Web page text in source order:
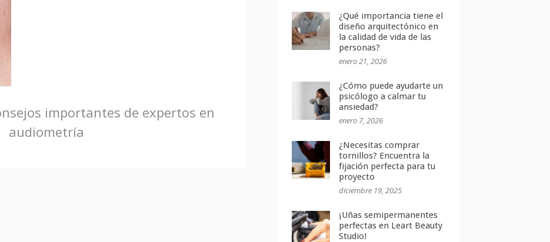
importantes de expertos en
audiometría
¿Qué importancia tiene el
diseño arquitectónico en
la calidad de vida de las
personas?
enero 21, 2026
¿Cómo puede ayudarte un
psicólogo a calmar tu
ansiedad?
enero 7, 2026
¿Necesitas comprar
tornillos? Encuentra la
fijación perfecta para tu
proyecto
diciembre 19, 2025
¡Uñas semipermanentes
perfectas en Leart Beauty
Studio!